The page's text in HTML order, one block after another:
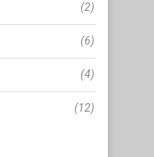
(2)
(6)
(4)
(12)